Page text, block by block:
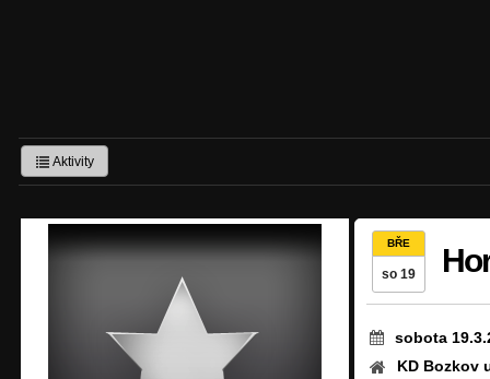
Aktivity
BŘE
so 19
sobota
KD Bozkov